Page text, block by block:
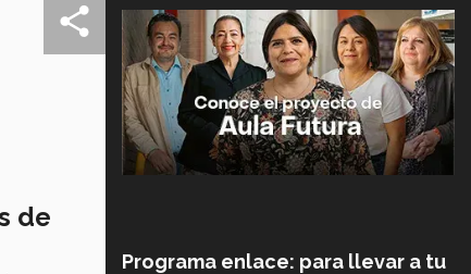
de
Programa enlace: para llevar a tu